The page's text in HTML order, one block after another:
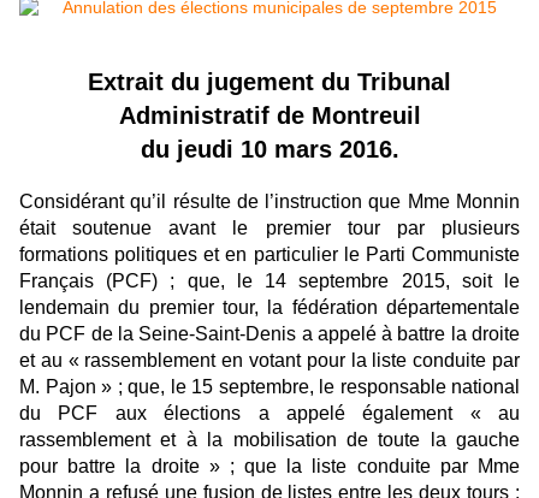
Extrait du jugement du Tribunal
Administratif de Montreuil
du jeudi 10 mars 2016.
Considérant qu’il résulte de l’instruction que Mme Monnin
était soutenue avant le premier tour par plusieurs
formations politiques et en particulier le Parti Communiste
Français (PCF) ; que, le 14 septembre 2015, soit le
lendemain du premier tour, la fédération départementale
du PCF de la Seine-Saint-Denis a appelé à battre la droite
et au « rassemblement en votant pour la liste conduite par
M. Pajon » ; que, le 15 septembre, le responsable national
du PCF aux élections a appelé également « au
rassemblement et à la mobilisation de toute la gauche
pour battre la droite » ; que la liste conduite par Mme
Monnin a refusé une fusion de listes entre les deux tours ;